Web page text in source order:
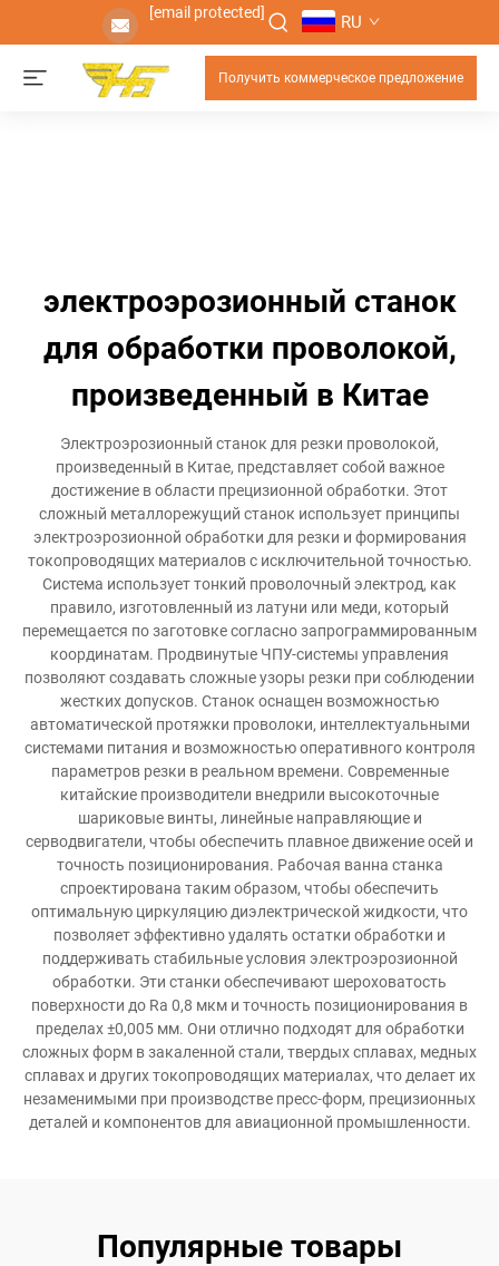
[email protected] RU
Получить коммерческое предложение
электроэрозионный станок
для обработки проволокой,
произведенный в Китае
Электроэрозионный станок для резки проволокой,
произведенный в Китае, представляет собой важное
достижение в области прецизионной обработки. Этот
сложный металлорежущий станок использует принципы
электроэрозионной обработки для резки и формирования
токопроводящих материалов с исключительной точностью.
Система использует тонкий проволочный электрод, как
правило, изготовленный из латуни или меди, который
перемещается по заготовке согласно запрограммированным
координатам. Продвинутые ЧПУ-системы управления
позволяют создавать сложные узоры резки при соблюдении
жестких допусков. Станок оснащен возможностью
автоматической протяжки проволоки, интеллектуальными
системами питания и возможностью оперативного контроля
параметров резки в реальном времени. Современные
китайские производители внедрили высокоточные
шариковые винты, линейные направляющие и
серводвигатели, чтобы обеспечить плавное движение осей и
точность позиционирования. Рабочая ванна станка
спроектирована таким образом, чтобы обеспечить
оптимальную циркуляцию диэлектрической жидкости, что
позволяет эффективно удалять остатки обработки и
поддерживать стабильные условия электроэрозионной
обработки. Эти станки обеспечивают шероховатость
поверхности до Ra 0,8 мкм и точность позиционирования в
пределах ±0,005 мм. Они отлично подходят для обработки
сложных форм в закаленной стали, твердых сплавах, медных
сплавах и других токопроводящих материалах, что делает их
незаменимыми при производстве пресс-форм, прецизионных
деталей и компонентов для авиационной промышленности.
Популярные товары